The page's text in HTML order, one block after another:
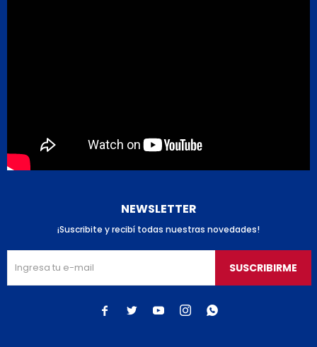
NEWSLETTER
¡Suscribite y recibí todas nuestras novedades!
SUSCRIBIRME
    